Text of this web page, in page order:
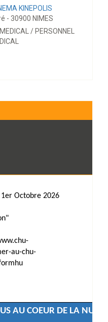
KINEPOLIS
- 30900 NIMES
/ PERSONNEL
1er Octobre 2026
au-chu-
AU COEUR DE LA